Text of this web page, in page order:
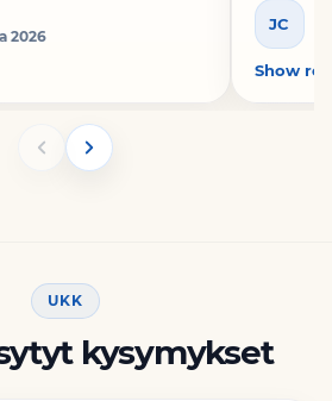
2026
JC
Show
UKK
kysymykset